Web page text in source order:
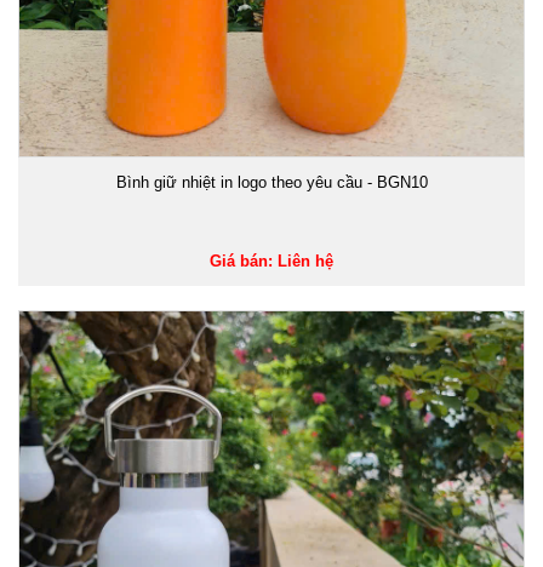
Bình giữ nhiệt in logo theo yêu cầu - BGN10
Giá bán: Liên hệ